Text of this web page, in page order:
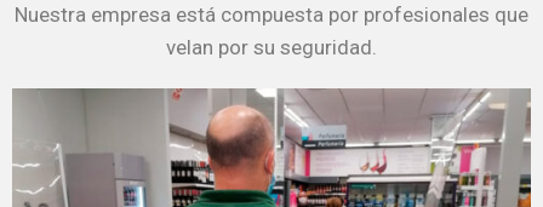
Nuestra empresa está compuesta por profesionales que
velan por su seguridad.